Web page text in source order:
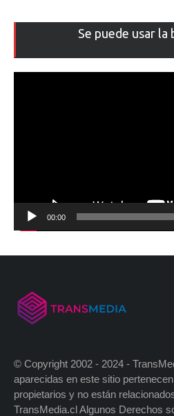
Se puede usar la
00:00
© Copyright 2002 - 2024 -
aparecidas en este sitio
propietarios y no están
TransMedia.cl Algunos Derechos